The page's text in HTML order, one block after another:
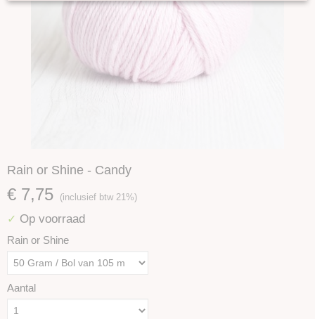
Rain or Shine - Candy
€ 7,75 (inclusief btw 21%)
✓ Op voorraad
Rain or Shine
Aantal